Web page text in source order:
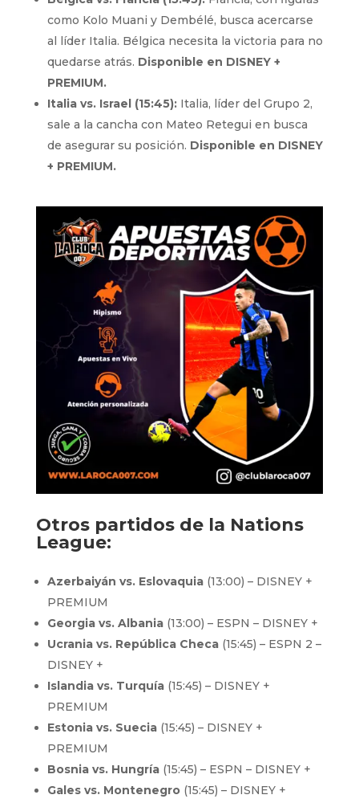
como Kolo Muani y Dembélé, busca acercarse
al líder Italia. Bélgica necesita la victoria para no
quedarse atrás. Disponible en DISNEY +
PREMIUM.
Italia vs. Israel (15:45):Italia, líder del Grupo 2,
sale a la cancha con Mateo Retegui en busca
de asegurar su posición. Disponible en DISNEY
+ PREMIUM.
Otros partidos de la Nations
League:
Azerbaiyán vs. Eslovaquia(13:00) – DISNEY +
PREMIUM
Georgia vs. Albania(13:00) – ESPN – DISNEY +
Ucrania vs. República Checa(15:45) – ESPN 2 –
DISNEY +
Islandia vs. Turquía(15:45) – DISNEY +
PREMIUM
Estonia vs. Suecia(15:45) – DISNEY +
PREMIUM
Bosnia vs. Hungría(15:45) – ESPN – DISNEY +
Gales vs. Montenegro(15:45) – DISNEY +